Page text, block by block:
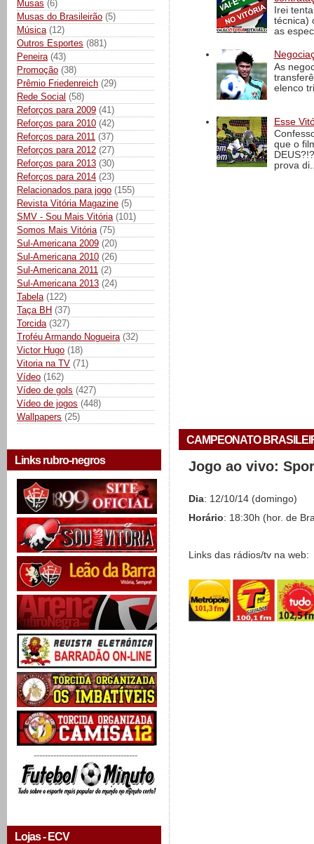
Musas (6)
Musas do Brasileirão (5)
Música (12)
Outros Esportes (881)
Peneira (43)
Promoção (38)
Prêmio Friedenreich (29)
Rede Social (58)
Reforços para 2009 (41)
Reforços para 2010 (42)
Reforços para 2011 (37)
Reforços para 2012 (27)
Reforços para 2013 (30)
Reforços para 2014 (23)
Relacionados para jogo (155)
Revista Vitória Magazine (5)
SMV - Sou Mais Vitória (101)
Somos Mais Vitória (75)
Sul-Americana 2009 (20)
Sul-Americana 2010 (26)
Sul-Americana 2011 (2)
Sul-Americana 2013 (24)
Tabela (122)
Taça BH (37)
Torcida (327)
Troféu Armando Nogueira (32)
Victor Hugo (18)
Vitoria na TV (71)
Vídeo (162)
Vídeo de gols (427)
Vídeo de jogos (448)
Wallpapers (25)
Links rubro-negros
-------------------------------------
Lojas - ECV
Irei
técnica)
as
As
elenco
Esse
que o
prova
CAMPEONATO
Jogo ao vivo:
Dia: 12/10/14 (domingo)
Horário: 18:30h (hor. de
Links das rádios/tv na web: